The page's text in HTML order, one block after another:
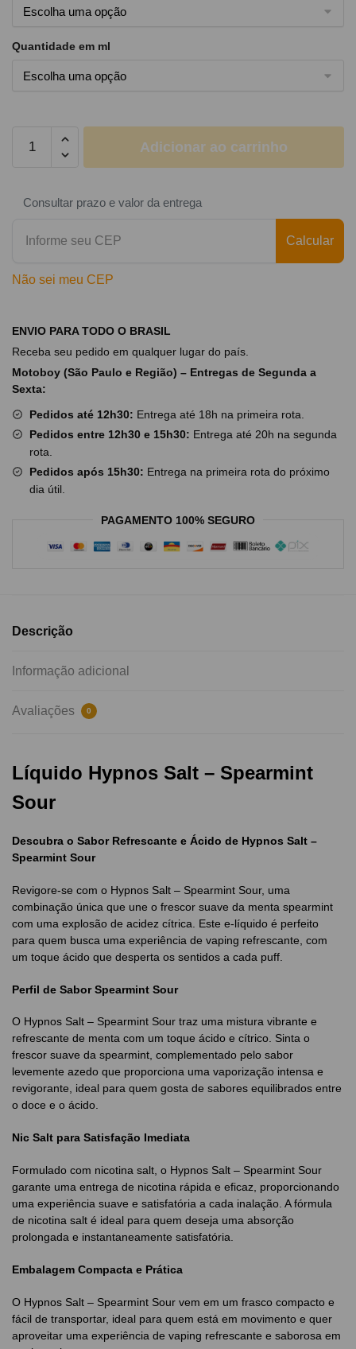
Quantidade em ml
Adicionar ao carrinho
Consultar prazo e valor da entrega
Calcular
Não sei meu CEP
ENVIO PARA TODO O BRASIL
Receba seu pedido em qualquer lugar do país.
Motoboy (São Paulo e Região) – Entregas de Segunda a
Sexta:
Pedidos até 12h30: Entrega até 18h na primeira rota.
Pedidos entre 12h30 e 15h30: Entrega até 20h na segunda
rota.
Pedidos após 15h30: Entrega na primeira rota do próximo
dia útil.
PAGAMENTO 100% SEGURO
Descrição
Informação adicional
Avaliações 0
Líquido Hypnos Salt – Spearmint
Sour
Descubra o Sabor Refrescante e Ácido de Hypnos Salt –
Spearmint Sour
Revigore-se com o Hypnos Salt – Spearmint Sour, uma
combinação única que une o frescor suave da menta spearmint
com uma explosão de acidez cítrica. Este e-líquido é perfeito
para quem busca uma experiência de vaping refrescante, com
um toque ácido que desperta os sentidos a cada puff.
Perfil de Sabor Spearmint Sour
O Hypnos Salt – Spearmint Sour traz uma mistura vibrante e
refrescante de menta com um toque ácido e cítrico. Sinta o
frescor suave da spearmint, complementado pelo sabor
levemente azedo que proporciona uma vaporização intensa e
revigorante, ideal para quem gosta de sabores equilibrados entre
o doce e o ácido.
Nic Salt para Satisfação Imediata
Formulado com nicotina salt, o Hypnos Salt – Spearmint Sour
garante uma entrega de nicotina rápida e eficaz, proporcionando
uma experiência suave e satisfatória a cada inalação. A fórmula
de nicotina salt é ideal para quem deseja uma absorção
prolongada e instantaneamente satisfatória.
Embalagem Compacta e Prática
O Hypnos Salt – Spearmint Sour vem em um frasco compacto e
fácil de transportar, ideal para quem está em movimento e quer
aproveitar uma experiência de vaping refrescante e saborosa em